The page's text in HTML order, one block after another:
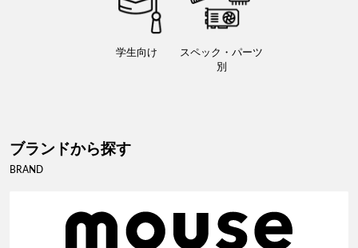
学生向け
スペック・パーツ
別
ブランドから探す
BRAND